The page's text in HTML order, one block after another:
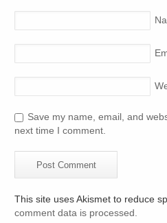
Save my name, email, and
next time I comment.
This site uses Akismet to reduce
comment data is processed.